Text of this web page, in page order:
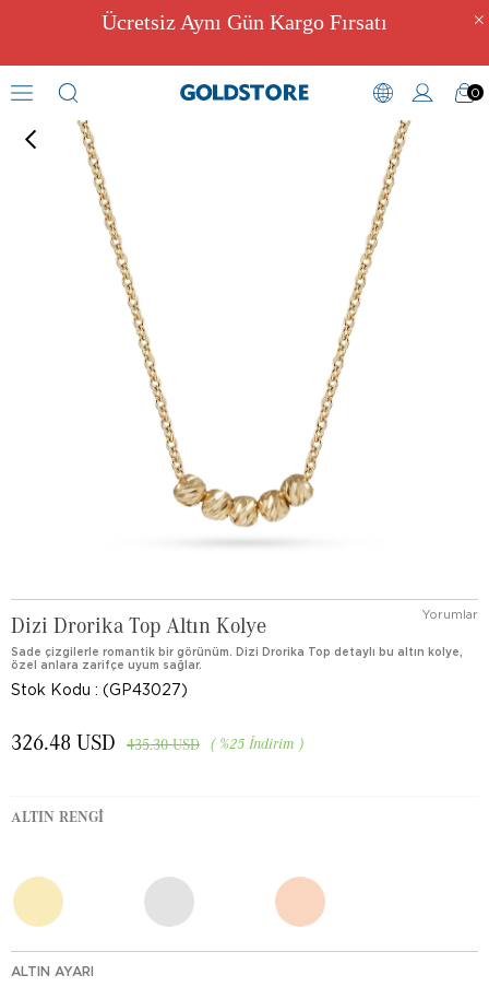
Ücretsiz Aynı Gün Kargo Fırsatı
0
Dizi Drorika Top Altın Kolye Yorumlar
Sade çizgilerle romantik bir görünüm. Dizi Drorika Top detaylı bu altın kolye,
özel anlara zarifçe uyum sağlar.
Stok Kodu (GP43027)
%25 İndirim
435.30 USD
326.48 USD
ALTIN RENGI
ALTIN AYARI